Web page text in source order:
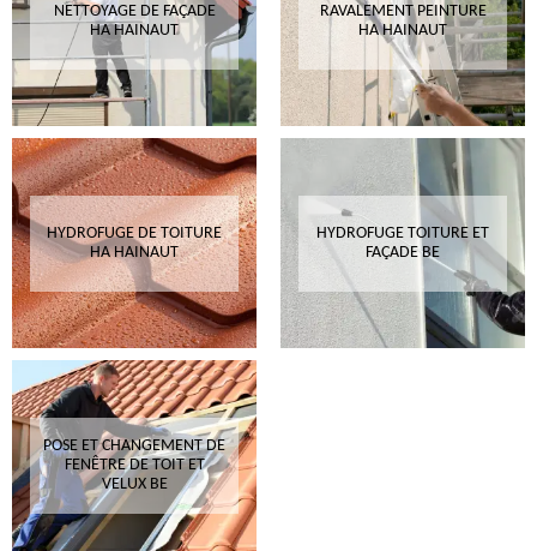
NETTOYAGE DE FAÇADE
HA HAINAUT
RAVALEMENT PEINTURE
HA HAINAUT
HYDROFUGE DE TOITURE
HA HAINAUT
HYDROFUGE TOITURE ET
FAÇADE BE
POSE ET CHANGEMENT DE
FENÊTRE DE TOIT ET
VELUX BE